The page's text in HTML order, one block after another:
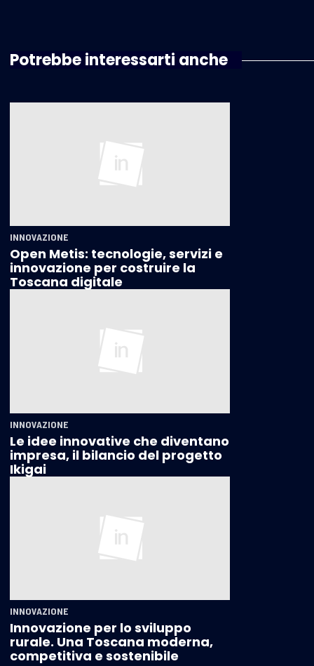
Potrebbe interessarti anche
INNOVAZIONE
Open Metis: tecnologie, servizi e
innovazione per costruire la
Toscana digitale
INNOVAZIONE
Le idee innovative che diventano
impresa, il bilancio del progetto
Ikigai
INNOVAZIONE
Innovazione per lo sviluppo
rurale. Una Toscana moderna,
competitiva e sostenibile